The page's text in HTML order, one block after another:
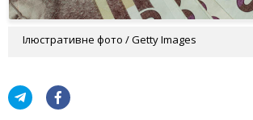
Ілюстративне фото / Getty Images